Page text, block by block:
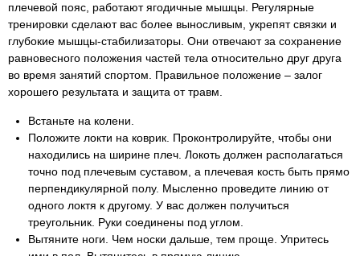
плечевой пояс, работают ягодичные мышцы. Регулярные
тренировки сделают вас более выносливым, укрепят связки и
глубокие мышцы-стабилизаторы. Они отвечают за сохранение
равновесного положения частей тела относительно друг друга
во время занятий спортом. Правильное положение – залог
хорошего результата и защита от травм.
Встаньте на колени.
Положите локти на коврик. Проконтролируйте, чтобы они
находились на ширине плеч. Локоть должен располагаться
точно под плечевым суставом, а плечевая кость быть прямо
перпендикулярной полу. Мысленно проведите линию от
одного локтя к другому. У вас должен получиться
треугольник. Руки соединены под углом.
Вытяните ноги. Чем носки дальше, тем проще. Упритесь